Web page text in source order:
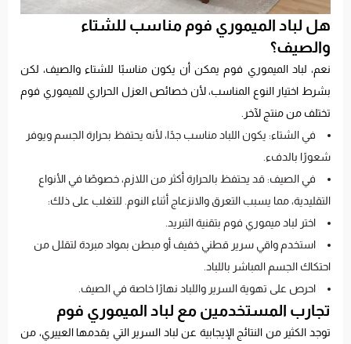
هل لباد الميموري فوم مناسب للشتاء
والصيف؟
نعم، لباد الميموري فوم يمكن أن يكون مناسبًا للشتاء والصيف، لكن
بشرط اختيار النوع المناسب، لأن خصائص العزل الحراري للميموري فوم
تختلف من منتج لآخر.
في الشتاء: يكون اللباد مناسب جدًا، لأنه يحتفظ بحرارة الجسم ويوفر
شعورًا بالدفء.
في الصيف: قد يحتفظ بالحرارة أكثر من اللازم، خصوصًا في الأنواع
التقليدية، مما يسبب التعرق والانزعاج أثناء النوم. للتغلب على ذلك:
اختر لباد ميموري فوم بتقنية التبريد.
استخدم واقي سرير قطني خفيف أو مبطن بمواد مبردة لتقلل من
احتكاك الجسم المباشر باللباد.
احرص على تهوية السرير واللباد نهارًا خاصة في الصيف.
تجارب المستخدمين مع لباد الميموري فوم
توجد الكثير من النتائج الإيجابية عن لباد السرير التي يقدمها العييري، من